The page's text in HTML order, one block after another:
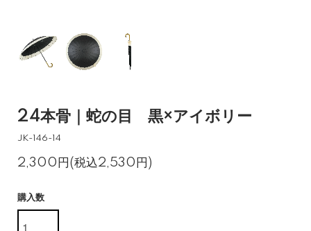
24本骨｜蛇の目 黒×アイボリー
JK-146-14
2,300円(税込2,530円)
購入数